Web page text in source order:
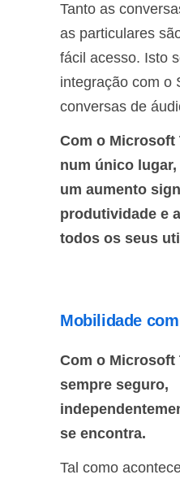
Tanto as
as particulares
fácil acesso. Isto
integração com o
conversas de
Com o Microsoft
num único
um aumento
produtividade e
todos os seus
Mobilidade
Com o Microsoft
sempre seguro,
se encontra.
Tal como